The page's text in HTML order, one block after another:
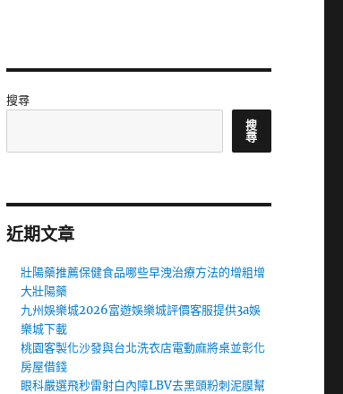
搜尋
搜
尋
近期文章
壯陽藥推薦保健食品哪些早洩治療方法的增粗增
大壯陽藥
九州娛樂城2026富遊娛樂城評價客服提供3a娛
樂城下載
桃園客製化沙發與台北洗衣店電動麻將桌並彰化
房屋借錢
眼科嚴選飛秒雷射白內障LBV去黑頭粉刺泥膜幫